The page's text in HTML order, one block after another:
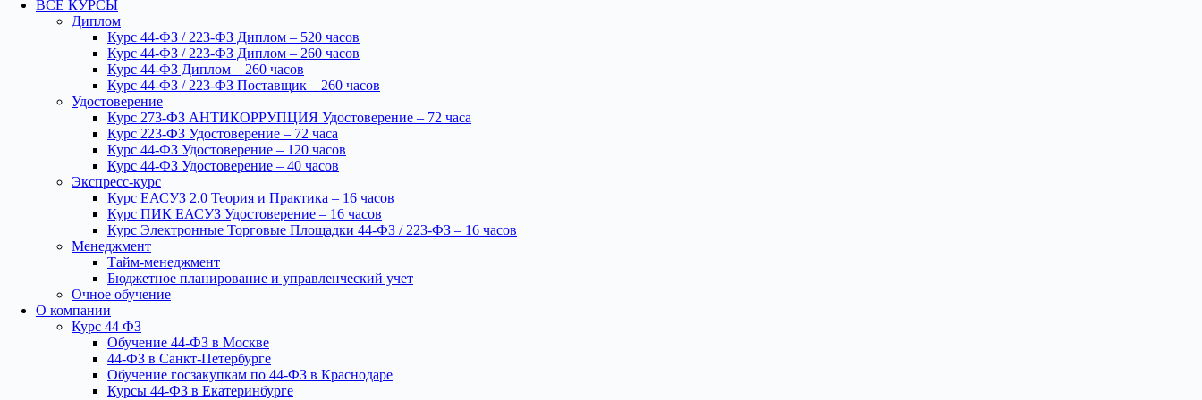
ВСЕ КУРСЫ
Диплом
Курс 44-ФЗ / 223-ФЗ Диплом – 520 часов
Курс 44-ФЗ / 223-ФЗ Диплом – 260 часов
Курс 44-ФЗ Диплом – 260 часов
Курс 44-ФЗ / 223-ФЗ Поставщик – 260 часов
Удостоверение
Курс 273-ФЗ АНТИКОРРУПЦИЯ Удостоверение – 72 часа
Курс 223-ФЗ Удостоверение – 72 часа
Курс 44-ФЗ Удостоверение – 120 часов
Курс 44-ФЗ Удостоверение – 40 часов
Экспресс-курс
Курс ЕАСУЗ 2.0 Теория и Практика – 16 часов
Курс ПИК ЕАСУЗ Удостоверение – 16 часов
Курс Электронные Торговые Площадки 44-ФЗ / 223-ФЗ – 16 часов
Менеджмент
Тайм-менеджмент
Бюджетное планирование и управленческий учет
Очное обучение
О компании
Курс 44 ФЗ
Обучение 44-ФЗ в Москве
44-ФЗ в Санкт-Петербурге
Обучение госзакупкам по 44-ФЗ в Краснодаре
Курсы 44-ФЗ в Екатеринбурге